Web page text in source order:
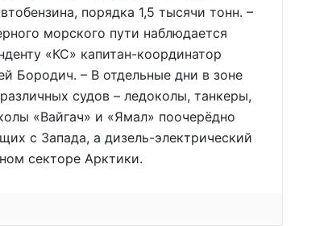
порядка 1,5 тысячи тонн. –
морского пути наблюдается
«КС» капитан-координатор
Бородич. – В отдельные дни в зоне
судов – ледоколы, танкеры,
«Вайгач» и «Ямал» поочерёдно
с Запада, а дизель-электрический
секторе Арктики.